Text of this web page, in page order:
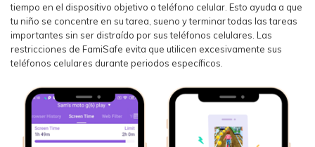
tiempo en el dispositivo objetivo o teléfono celular. Esto ayuda a que
tu niño se concentre en su tarea, sueno y terminar todas las tareas
importantes sin ser distraído por sus teléfonos celulares. Las
restricciones de FamiSafe evita que utilicen excesivamente sus
teléfonos celulares durante periodos específicos.